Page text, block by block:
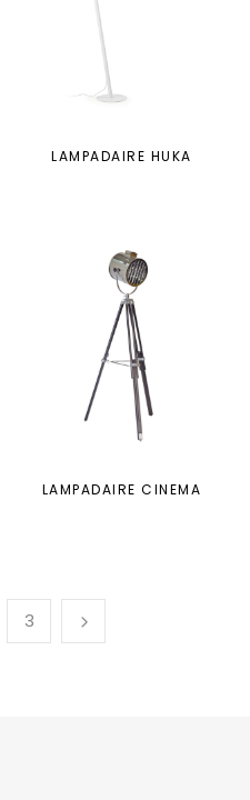
LAMPADAIRE HUKA
LAMPADAIRE CINEMA
3